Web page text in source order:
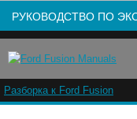
РУКОВОДСТВО ПО
Разборка к Ford Fusion